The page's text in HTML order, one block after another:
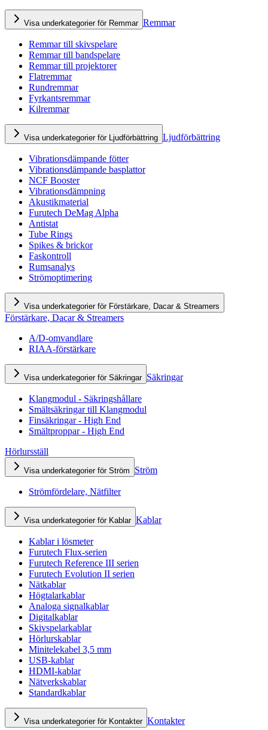
Visa underkategorier för Remmar Remmar
Remmar till skivspelare
Remmar till bandspelare
Remmar till projektorer
Flatremmar
Rundremmar
Fyrkantsremmar
Kilremmar
Visa underkategorier för Ljudförbättring Ljudförbättring
Vibrationsdämpande fötter
Vibrationsdämpande basplattor
NCF Booster
Vibrationsdämpning
Akustikmaterial
Furutech DeMag Alpha
Antistat
Tube Rings
Spikes & brickor
Faskontroll
Rumsanalys
Strömoptimering
Visa underkategorier för Förstärkare, Dacar & Streamers
Förstärkare, Dacar & Streamers
A/D-omvandlare
RIAA-förstärkare
Visa underkategorier för Säkringar Säkringar
Klangmodul - Säkringshållare
Smältsäkringar till Klangmodul
Finsäkringar - High End
Smältproppar - High End
Hörlursställ
Visa underkategorier för Ström Ström
Strömfördelare, Nätfilter
Visa underkategorier för Kablar Kablar
Kablar i lösmeter
Furutech Flux-serien
Furutech Reference III serien
Furutech Evolution II serien
Nätkablar
Högtalarkablar
Analoga signalkablar
Digitalkablar
Skivspelarkablar
Hörlurskablar
Minitelekabel 3,5 mm
USB-kablar
HDMI-kablar
Nätverkskablar
Standardkablar
Visa underkategorier för Kontakter Kontakter